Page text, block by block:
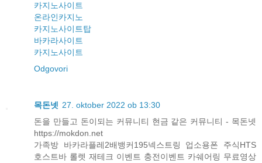
카지노사이트
온라인카지노
카지노사이트탑
바카라사이트
카지노사이트
Odgovori
목돈넷 27. oktober 2022 ob 13:30
돈을 만들고 돈이되는 커뮤니티 현금 같은 커뮤니티 - 목돈넷
https://mokdon.net
가족방 바카라플레2배뱅커195넥스트링 업소용폰 주식HTS
호스트바 롤렛 재테크 이벤트 충전이벤트 카쉐어링 무료영상